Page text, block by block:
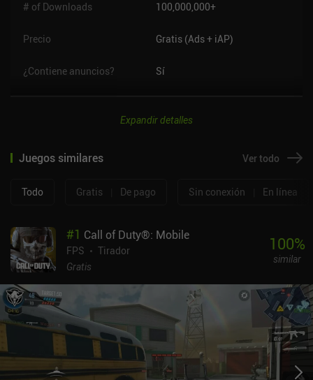
# of Downloads 100,000,000+
Precio Gratis (Ads + iAP)
¿Contiene anuncios? Sí
Expandir detalles
Juegos similares Ver todo
Todo Gratis De pago Sin conexión En línea
#1 Call of Duty®: Mobile
FPS
Tirador
Gratis
100%
similar